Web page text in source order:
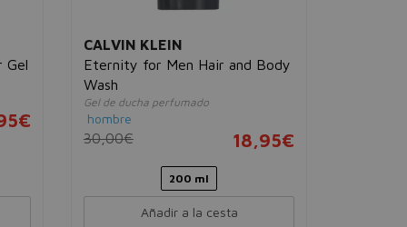
Gel
CALVIN KLEIN
Eternity for Men Hair and Body
Wash
Gel de ducha perfumado
hombre
30,00€ 18,95€
200 ml
Añadir a la cesta